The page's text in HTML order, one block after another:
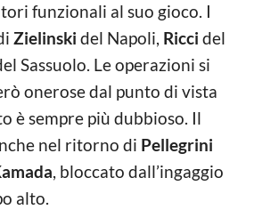
funzionali al suo gioco. I
Zielinski del Napoli, Ricci del
Sassuolo. Le operazioni si
onerose dal punto di vista
è sempre più dubbioso. Il
nel ritorno di Pellegrini
, bloccato dall’ingaggio
alto.